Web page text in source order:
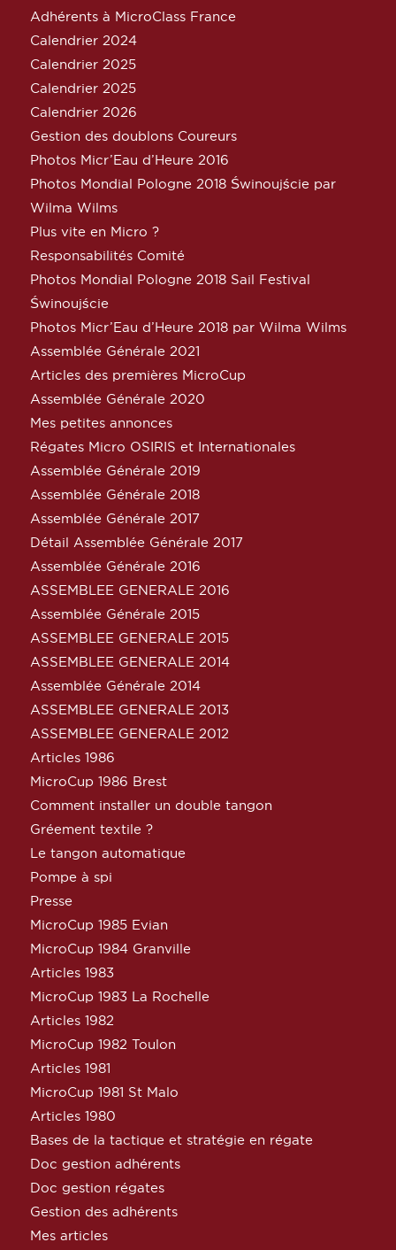
Adhérents à MicroClass France
Calendrier 2024
Calendrier 2025
Calendrier 2025
Calendrier 2026
Gestion des doublons Coureurs
Photos Micr’Eau d’Heure 2016
Photos Mondial Pologne 2018 Świnoujście par
Wilma Wilms
Plus vite en Micro ?
Responsabilités Comité
Photos Mondial Pologne 2018 Sail Festival
Świnoujście
Photos Micr’Eau d’Heure 2018 par Wilma Wilms
Assemblée Générale 2021
Articles des premières MicroCup
Assemblée Générale 2020
Mes petites annonces
Régates Micro OSIRIS et Internationales
Assemblée Générale 2019
Assemblée Générale 2018
Assemblée Générale 2017
Détail Assemblée Générale 2017
Assemblée Générale 2016
ASSEMBLEE GENERALE 2016
Assemblée Générale 2015
ASSEMBLEE GENERALE 2015
ASSEMBLEE GENERALE 2014
Assemblée Générale 2014
ASSEMBLEE GENERALE 2013
ASSEMBLEE GENERALE 2012
Articles 1986
MicroCup 1986 Brest
Comment installer un double tangon
Gréement textile ?
Le tangon automatique
Pompe à spi
Presse
MicroCup 1985 Evian
MicroCup 1984 Granville
Articles 1983
MicroCup 1983 La Rochelle
Articles 1982
MicroCup 1982 Toulon
Articles 1981
MicroCup 1981 St Malo
Articles 1980
Bases de la tactique et stratégie en régate
Doc gestion adhérents
Doc gestion régates
Gestion des adhérents
Mes articles